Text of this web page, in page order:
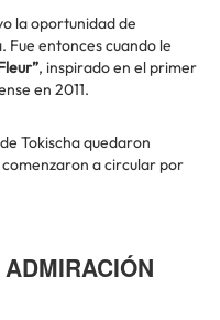
la oportunidad de
entonces cuando le
, inspirado en el primer
en 2011.
Tokischa quedaron
a circular por